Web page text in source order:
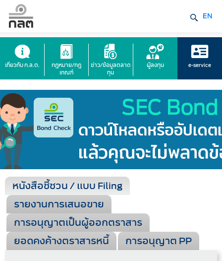
EN
เกี่ยวกับ ก.ล.ต.
กฎหมาย/กฎ
เกณฑ์
ข่าว/ข้อมูลตลาด
ทุน
ผู้ลงทุน e-service
หนังสือชี้ชวน / แบบ Filing
รายงานการเสนอขาย
การอนุญาตเป็นผู้ออกตราสาร
ยอดคงค้างตราสารหนี้
การอนุญาต PP